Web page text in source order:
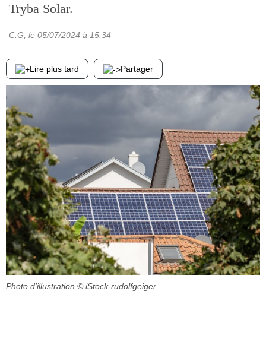
Tryba Solar.
C.G , le 05/07/2024 à 15:34
Lire plus tard Partager
Photo d'illustration © iStock-rudolfgeiger